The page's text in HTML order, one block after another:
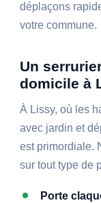
déplaçons
votre commune.
Un
domicile à
À Lissy, où les
avec jardin et
est primordiale.
sur tout type de
Porte